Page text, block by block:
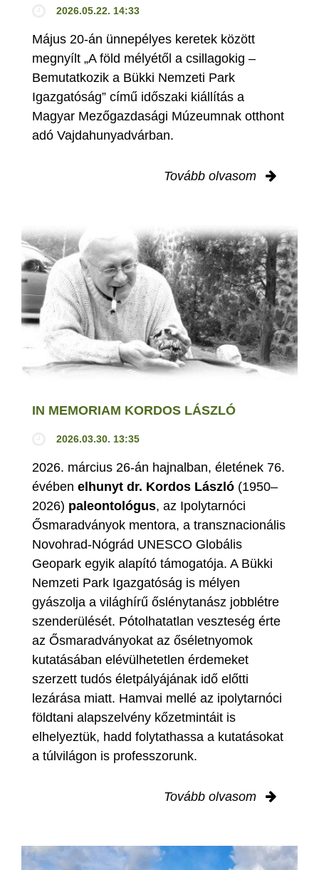
2026.05.22. 14:33
Május 20-án ünnepélyes keretek között
megnyílt „A föld mélyétől a csillagokig –
Bemutatkozik a Bükki Nemzeti Park
Igazgatóság” című időszaki kiállítás a
Magyar Mezőgazdasági Múzeumnak otthont
adó Vajdahunyadvárban.
Tovább olvasom
IN MEMORIAM KORDOS LÁSZLÓ
2026.03.30. 13:35
2026. március 26-án hajnalban, életének 76.
évében elhunyt dr. Kordos László (1950–
2026) paleontológus, az Ipolytarnóci
Ősmaradványok mentora, a transznacionális
Novohrad-Nógrád UNESCO Globális
Geopark egyik alapító támogatója. A Bükki
Nemzeti Park Igazgatóság is mélyen
gyászolja a világhírű őslénytanász jobblétre
szenderülését. Pótolhatatlan veszteség érte
az Ősmaradványokat az őséletnyomok
kutatásában elévülhetetlen érdemeket
szerzett tudós életpályájának idő előtti
lezárása miatt. Hamvai mellé az ipolytarnóci
földtani alapszelvény kőzetmintáit is
elhelyeztük, hadd folytathassa a kutatásokat
a túlvilágon is professzorunk.
Tovább olvasom